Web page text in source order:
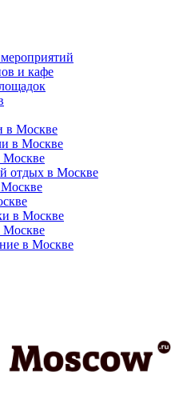
и кафе
в Москве
в Москве
Москве
отдых в Москве
Москве
в Москве
Москве
в Москве